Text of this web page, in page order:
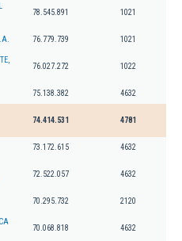
78.545.891 1021
76.779.739 1021
76.027.272 1022
75.138.382 4632
74.414.531 4781
73.172.615 4632
72.522.057 4632
70.295.732 2120
70.068.818 4632